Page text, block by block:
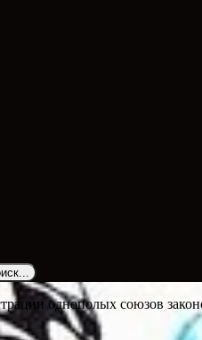
однополых союзов